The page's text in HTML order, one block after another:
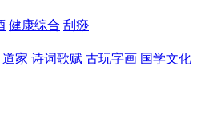
健康综合 刮痧
道家 诗词歌赋 古玩字画 国学文化